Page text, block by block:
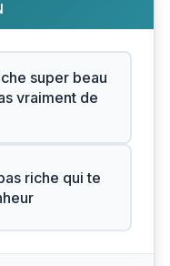
super beau
vraiment de
riche qui te